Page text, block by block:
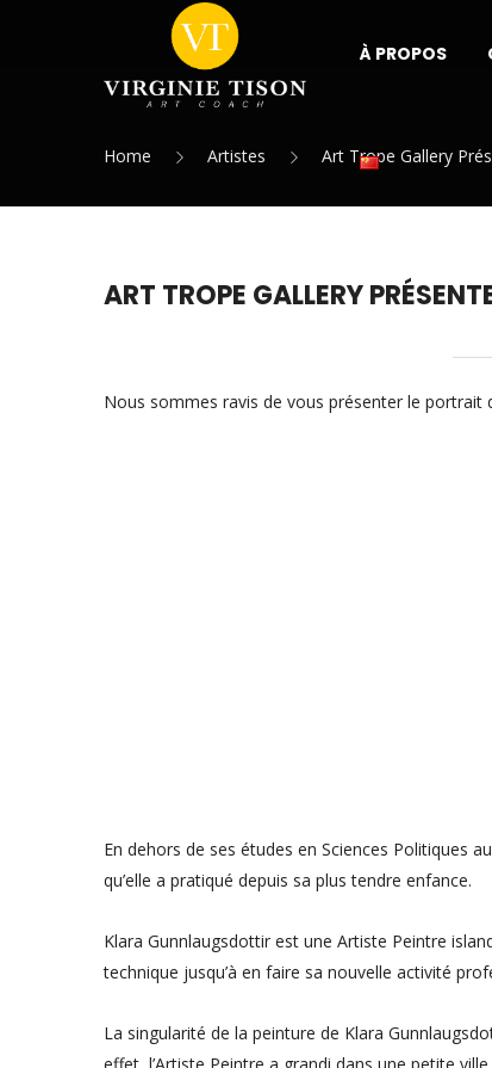
À PROPOS
Home Artistes Art Trope Gallery
ART TROPE GALLERY
Nous sommes ravis de vous présenter le portrait
En dehors de ses études en Sciences Politiques
qu’elle a pratiqué depuis sa plus tendre enfance.
Klara Gunnlaugsdottir est une Artiste Peintre
technique jusqu’à en faire sa nouvelle activité
La singularité de la peinture de Klara